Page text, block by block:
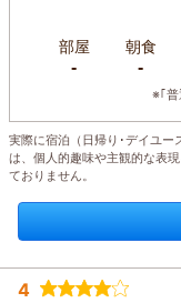
部屋
-
朝食
-
※｢普
実際に宿泊（日帰り･デイユー
は、個人的趣味や主観的な表現
ておりません。
4